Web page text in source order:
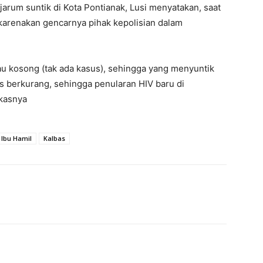
suntik di Kota Pontianak, Lusi menyatakan, saat
gencarnya pihak kepolisian dalam
kosong (tak ada kasus), sehingga yang menyuntik
sehingga penularan HIV baru di
Ibu Hamil Kalbas